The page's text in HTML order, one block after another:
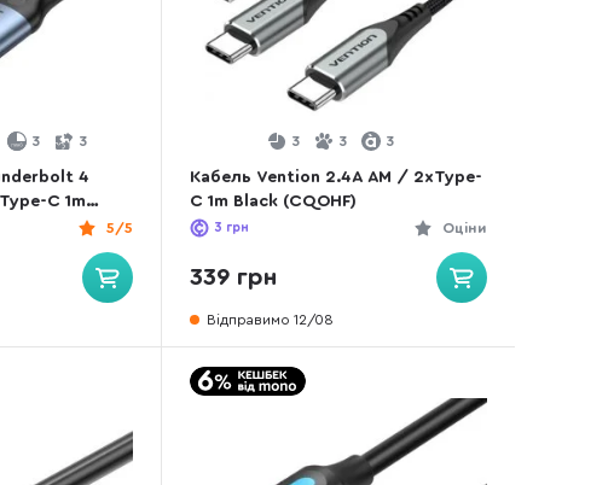
3 3
4
C 1m
5/5
3 3 3
Кабель Vention 2.4A AM / 2xType-
C 1m Black (CQOHF)
Оціни
3 грн
339 грн
Відправимо 12/08